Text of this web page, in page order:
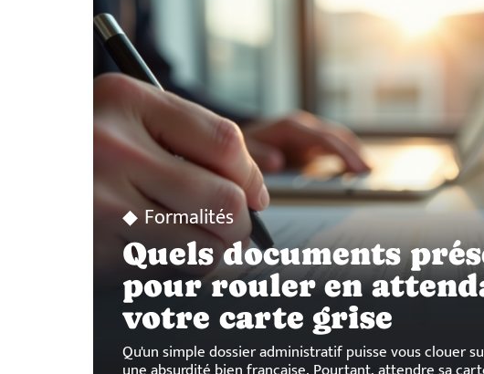
Formalités
Quels documents
pour rouler en
votre carte grise
Qu'un simple dossier administratif puisse vous clouer